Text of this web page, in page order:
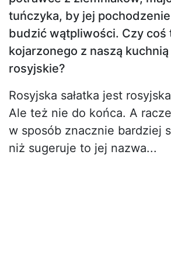
tuńczyka, by jej pochodzenie
budzić wątpliwości. Czy coś
kojarzonego z naszą
rosyjskie?
Rosyjska sałatka jest
Ale też nie do końca. A
w sposób znacznie bardziej
niż sugeruje to jej nazwa...